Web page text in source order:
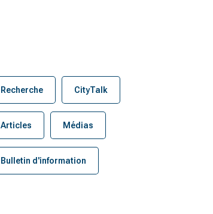
Recherche CityTalk
Articles Médias
Bulletin d'information